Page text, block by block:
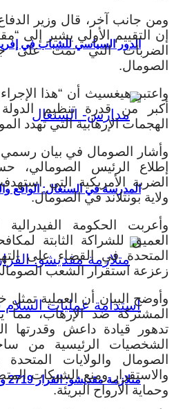
الدور السياسي للشباب في
المدرسة في السنغال: الواقع
ومن جانب آخر، قال وزير
إن التقييم الأولي يشير إلى
الضربات التي تمت على
الصومال.
واعتبر هيغسيث أن “هذا
أكبر من قدرة تنظيم
الهجمات الإرهابية التي تهدد
وأشار الصومال في بيان رسمي
إطلاع الرئيس
الضربة الأمريكية التي
ولاية بونتلاند في الصومال.
وأعربت الحكومة
العميق للشراكة الثابتة
المتحدة في القضاء على
زعزعة استقرار الشعب
وأوضح البيان أن العملية
المشتركة ضد الإرهاب،
تدهور قيادة داعش وقدرتها
الشخصيات الرئيسية من
الصومال والولايات
والاستقرار ومنع الشبكات
وحماية الأرواح البريئة.